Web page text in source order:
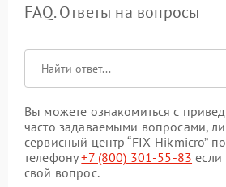
FAQ. Ответы на вопросы
Вы можете ознакомиться с
часто задаваемыми вопросами,
сервисный центр “FIX-Hikmicro”
телефону+7 (800) 301-55-83 если
свой вопрос.